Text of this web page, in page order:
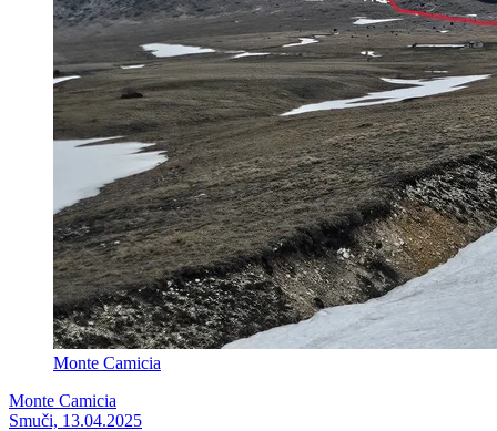
Monte Camicia
Monte Camicia
Smuči, 13.04.2025